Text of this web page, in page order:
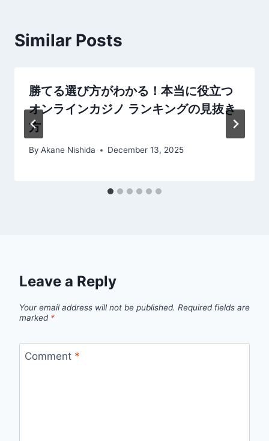
Similar Posts
勝てる選び方がわかる！本当に役立つ
オンラインカジノ ランキングの見抜き
方
By Akane Nishida December 13, 2025
Leave a Reply
Your email address will not be published. Required fields are
marked *
Comment *